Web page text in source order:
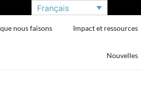
Français
nous faisons Impact et ressources
Nouvelles